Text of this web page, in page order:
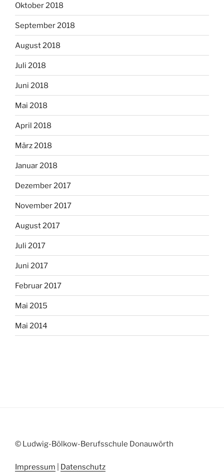
Oktober 2018
September 2018
August 2018
Juli 2018
Juni 2018
Mai 2018
April 2018
März 2018
Januar 2018
Dezember 2017
November 2017
August 2017
Juli 2017
Juni 2017
Februar 2017
Mai 2015
Mai 2014
© Ludwig-Bölkow-Berufsschule Donauwörth
Impressum Datenschutz